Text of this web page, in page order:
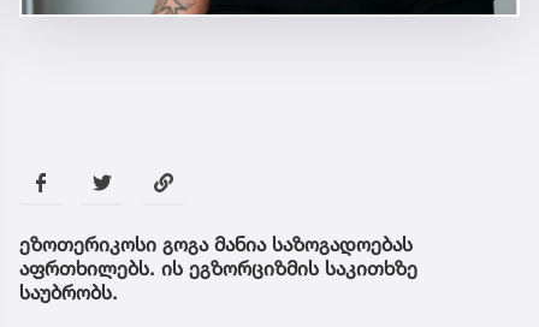
ეზოთერიკოსი გოგა მანია საზოგადოებას
აფრთხილებს. ის ეგზორციზმის საკითხზე
საუბრობს.